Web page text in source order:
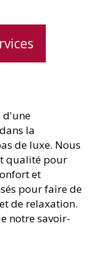
d'une
la
de luxe. Nous
qualité pour
et
pour faire de
de relaxation.
notre savoir-